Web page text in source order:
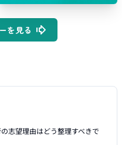
を見る
志望理由はどう整理すべきで